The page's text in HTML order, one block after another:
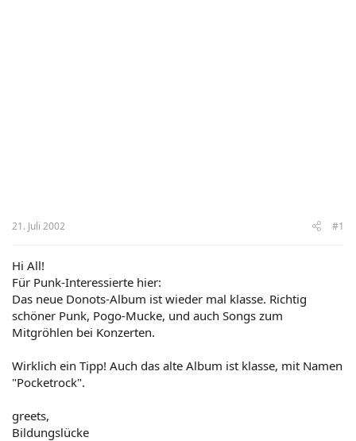
21. Juli 2002 #1
Hi All!
Für Punk-Interessierte hier:
Das neue Donots-Album ist wieder mal klasse. Richtig
schöner Punk, Pogo-Mucke, und auch Songs zum
Mitgröhlen bei Konzerten.
Wirklich ein Tipp! Auch das alte Album ist klasse, mit Namen
"Pocketrock".
greets,
Bildungslücke